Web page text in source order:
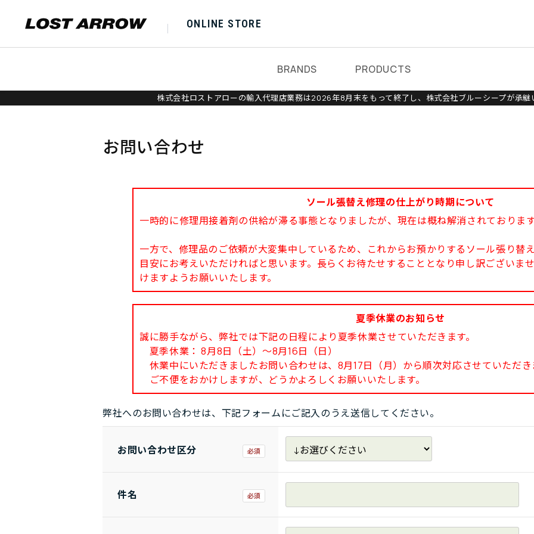
ONLINE STORE
BRANDS PRODUCTS
株式会社ロストアローの輸入代理店業務は2026年8月末をもって終了し、株式会社ブルーシープが承継
お問い合わせ
ソール張替え修理の仕上がり時期について
一時的に修理用接着剤の供給が滞る事態となりましたが、現在は概ね解消されておりま
一方で、修理品のご依頼が大変集中しているため、これからお預かりするソール張り替
目安にお考えいただければと思います。長らくお待たせすることとなり申し訳ございま
けますようお願いいたします。
夏季休業のお知らせ
誠に勝手ながら、弊社では下記の日程により夏季休業させていただきます。
夏季休業： 8月8日（土）～8月16日（日）
休業中にいただきましたお問い合わせは、8月17日（月）から順次対応させていただき
ご不便をおかけしますが、どうかよろしくお願いいたします。
弊社へのお問い合わせは、下記フォームにご記入のうえ送信してください。
お問い合わせ区分
件名